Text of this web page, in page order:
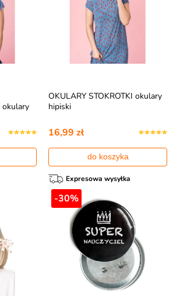
okulary
OKULARY STOKROTKI okulary
hipiski
16,99 zł
do koszyka
Expresowa wysyłka
-30%